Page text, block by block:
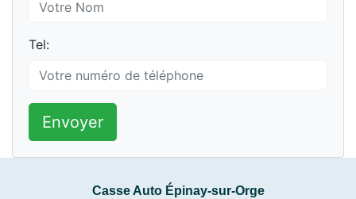
Tel:
Envoyer
Casse Auto Épinay-sur-Orge